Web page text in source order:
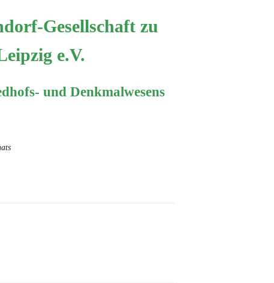
Gesellschaft zu
e.V.
und Denkmalwesens